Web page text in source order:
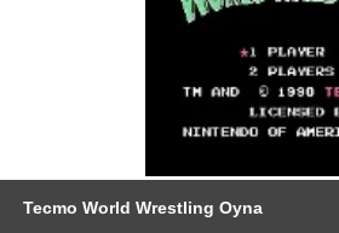
Tecmo World Wrestling Oyna